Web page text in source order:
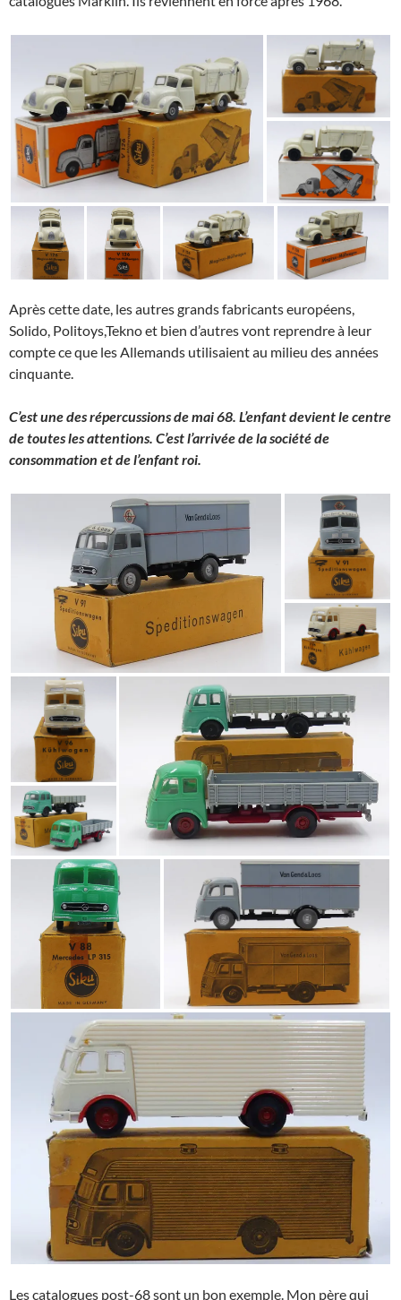
Après cette date, les autres grands fabricants européens,
Solido, Politoys,Tekno et bien d’autres vont reprendre à leur
compte ce que les Allemands utilisaient au milieu des années
cinquante.
C’est une des répercussions de mai 68. L’enfant devient le centre
de toutes les attentions. C’est l’arrivée de la société de
consommation et de l’enfant roi.
Les catalogues post-68 sont un bon exemple. Mon père qui